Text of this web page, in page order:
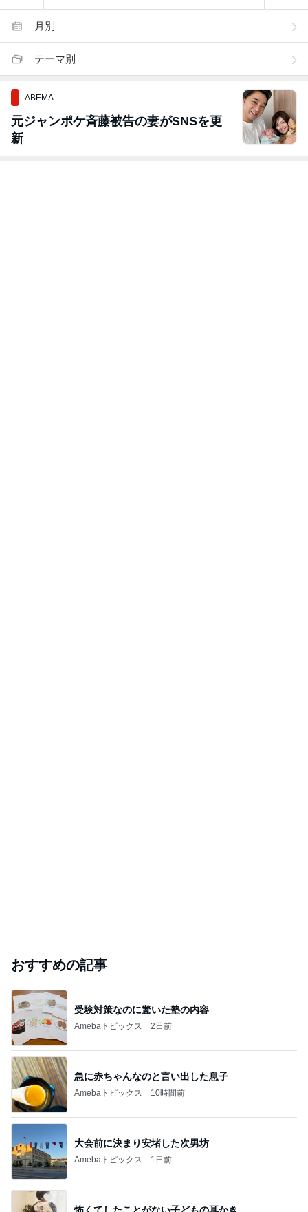
月別
テーマ別
ABEMA
元ジャンポケ斉藤被告の妻がSNSを更
新
おすすめの記事
受験対策なのに驚いた塾の内容
Amebaトピックス 2日前
急に赤ちゃんなのと言い出した息子
Amebaトピックス 10時間前
大会前に決まり安堵した次男坊
Amebaトピックス 1日前
怖くてしたことがない子どもの耳かき